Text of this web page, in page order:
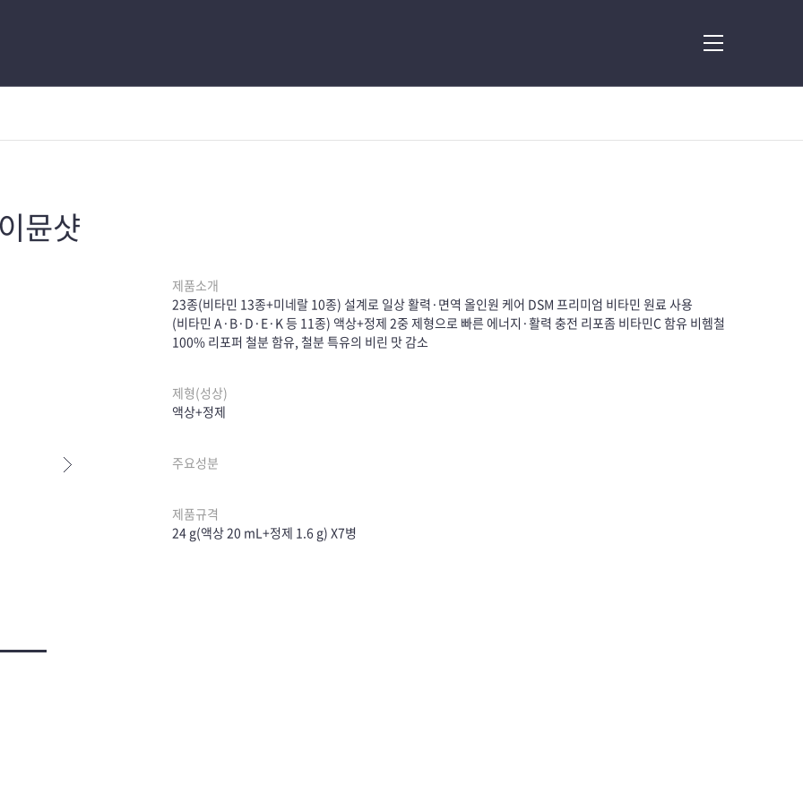
뮨샷
제품소개
23종(비타민 13종+미네랄 10종) 설계로 일상 활력·면역 올인원 케어 DSM 프리미엄 비타민 원료 사용
(비타민 A·B·D·E·K 등 11종) 액상+정제 2중 제형으로 빠른 에너지·활력 충전 리포좀 비타민C 함유 비헴철
100% 리포퍼 철분 함유, 철분 특유의 비린 맛 감소
제형(성상)
액상+정제
주요성분
제품규격
24 g(액상 20 mL+정제 1.6 g) X7병